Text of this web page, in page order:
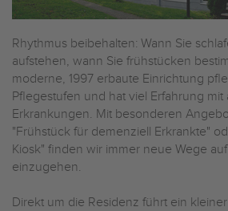
Rhythmus beibehalten: Wann Sie
aufstehen, wann Sie frühstücken
moderne, 1997 erbaute Einrichtung
Pflegestufen und hat viel Erfahrung mit
Erkrankungen. Mit besonderen
"Frühstück für demenziell Erkrankte"
Kiosk" finden wir immer neue Wege
einzugehen.
Direkt um die Residenz führt ein